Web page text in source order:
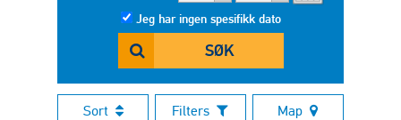
Jeg har ingen spesifikk dato
SØK
Sort Filters Map